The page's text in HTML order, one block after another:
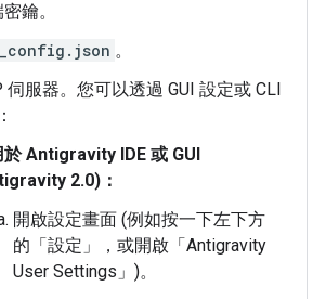
鑰。
。
伺服器。您可以透過 GUI 設定或 CLI
於 Antigravity IDE 或 GUI
2.0)：
開啟設定畫面 (例如按一下左下方
的「設定」
，或開啟「Antigravity
User Settings」 )。